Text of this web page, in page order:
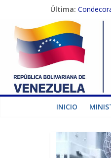
Última:
INICIO